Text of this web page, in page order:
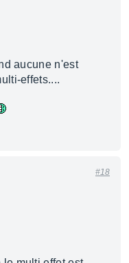
aucune n'est
effets....
#18